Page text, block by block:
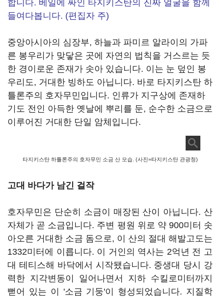
합니다. 베일에 싸인 타지키스탄의 진짜 얼굴을 함께
들여다봅니다. (편집자 주)
중앙아시아의 심장부, 하늘과 파미르 알라이의 가파
른 봉우리가 맞닿은 곳에 자연의 법칙을 거스르는 듯
한 경이로운 존재가 솟아 있습니다. 이는 눈 덮인 봉
우리도, 거대한 빙하도 아닙니다. 바로 타지키스탄 하
틀론주의 호자무민입니다. 인류가 지구상에 존재하
기도 전인 아득한 옛날에 뿌리를 둔, 순수한 소금으로
이루어진 거대한 단일 암체입니다.
타지키스탄 하틀론주의 호자무민 소금 산 모습. (사진=타지키스탄 관광청)
고대 바다가 남긴 걸작
호자무민은 단순히 소금이 매장된 산이 아닙니다. 산
자체가 곧 소금입니다. 주변 평원 위로 약 900미터 솟
아오른 거대한 소금 돔으로, 이 산의 절대 해발고도는
1332미터에 이릅니다. 이 거인의 역사는 2억년 전 고
대 테티스해 바닥에서 시작됐습니다. 중생대 당시 강
력한 지각변동이 일어나면서 지하 수킬로미터까지
뻗어 있는 이 '소금 기둥'이 형성되었습니다. 지질학